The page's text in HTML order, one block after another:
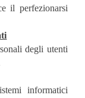
il perfezionarsi
degli utenti
informatici